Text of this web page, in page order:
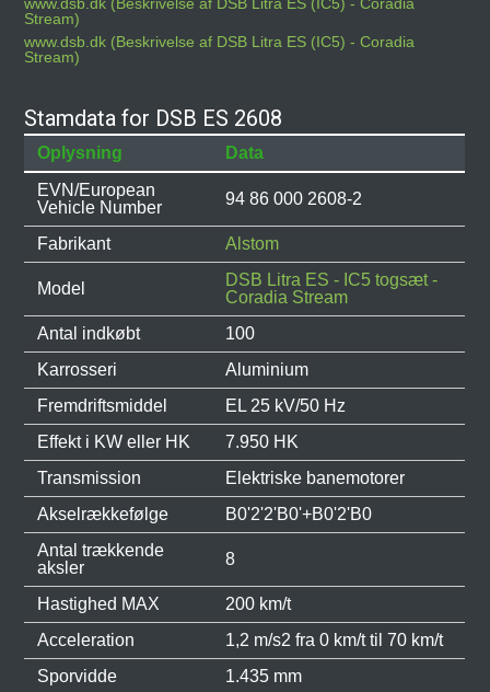
Stream)
www.dsb.dk (Beskrivelse af DSB Litra ES (IC5) - Coradia
Stream)
Stamdata for DSB ES 2608
Oplysning
Data
EVN/European
Vehicle Number
94 86 000 2608-2
Fabrikant Alstom
Model
DSB Litra ES - IC5 togsæt -
Coradia Stream
Antal indkøbt
100
Karrosseri
Aluminium
Fremdriftsmiddel
EL 25 kV/50 Hz
Effekt i KW eller HK
7.950 HK
Transmission
Elektriske banemotorer
Akselrækkefølge
B0'2'2'B0'+B0'2'B0
Antal trækkende
aksler
8
Hastighed MAX
200 km/t
Acceleration
1,2 m/s2 fra 0 km/t til 70 km/t
Sporvidde
1.435 mm